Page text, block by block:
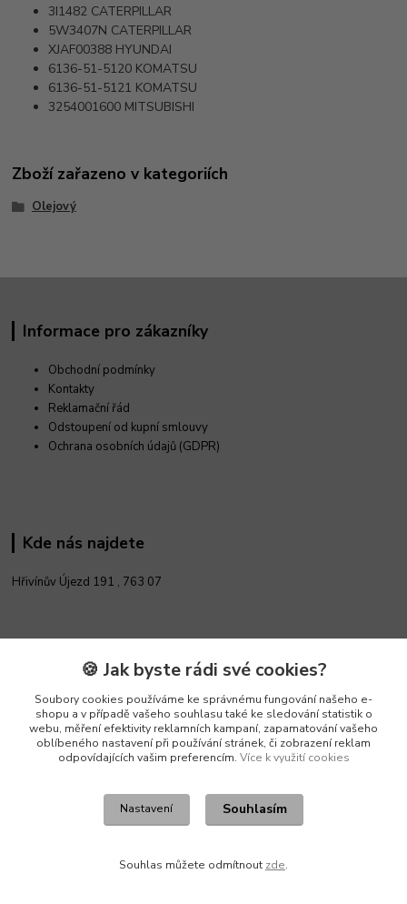
3I1482 CATERPILLAR
5W3407N CATERPILLAR
XJAF00388 HYUNDAI
6136-51-5120 KOMATSU
6136-51-5121 KOMATSU
3254001600 MITSUBISHI
Zboží zařazeno v kategoriích
Olejový
Informace pro zákazníky
Obchodní podmínky
Kontakty
Reklamační řád
Odstoupení od kupní smlouvy
Ochrana osobních údajů (GDPR)
Kde nás najdete
Hřivínův Újezd 191 , 763 07
Kontakty
Vedoucí e-shopu
+420 602 552 766
(Po-Pá, 6:30-15 hod.)
🍪 Jak byste rádi své cookies?
Soubory cookies používáme ke správnému fungování našeho e-
shopu a v případě vašeho souhlasu také ke sledování statistik o
webu, měření efektivity reklamních kampaní, zapamatování vašeho
oblíbeného nastavení při používání stránek, či zobrazení reklam
odpovídajících vašim preferencím. Více k využití cookies
Nastavení Souhlasím
Souhlas můžete odmítnout zde.